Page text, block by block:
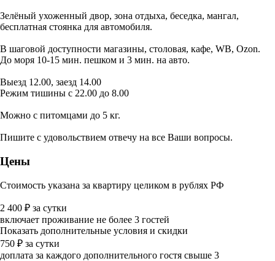
Зелёный ухоженный двор, зона отдыха, беседка, мангал,
бесплатная стоянка для автомобиля.
В шаговой доступности магазины, столовая, кафе, WB, Ozon.
До моря 10-15 мин. пешком и 3 мин. на авто.
Выезд 12.00, заезд 14.00
Режим тишины с 22.00 до 8.00
Можно с питомцами до 5 кг.
Пишите с удовольствием отвечу на все Ваши вопросы.
Цены
Стоимость указана за квартиру целиком в рублях РФ
2 400 ₽ за сутки
включает проживание не более 3 гостей
Показать дополнительные условия и скидки
750 ₽ за сутки
доплата за каждого дополнительного гостя свыше 3